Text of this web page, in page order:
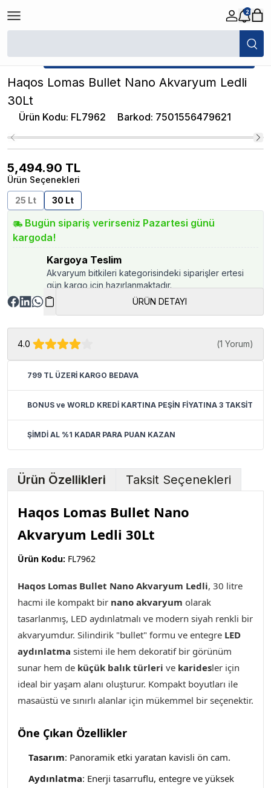
2
/ Haqos Lomas Bullet Nano Akvaryum Ledli 30Lt
★ Atakan Petshop, Haqos yetkili satıcısıdır.
Haqos Lomas Bullet Nano Akvaryum Ledli
30Lt
Ürün Kodu: FL7962 Barkod: 7501556479621
5,494.90 TL
Ürün Seçenekleri
25 Lt
30 Lt
Bugün sipariş verirseniz Pazartesi günü
kargoda!
Kargoya Teslim
Akvaryum bitkileri kategorisindeki siparişler ertesi
gün kargo için hazırlanmaktadır.
ÜRÜN DETAYI
4.0 (1 Yorum)
799 TL ÜZERİ KARGO BEDAVA
BONUS ve WORLD KREDİ KARTINA PEŞİN FİYATINA 3 TAKSİT
ŞİMDİ AL %1 KADAR PARA PUAN KAZAN
Ürün Özellikleri Taksit Seçenekleri
Haqos Lomas Bullet Nano
Akvaryum Ledli 30Lt
Ürün Kodu: FL7962
Haqos Lomas Bullet Nano Akvaryum Ledli, 30 litre
hacmi ile kompakt bir nano akvaryum olarak
tasarlanmış, LED aydınlatmalı ve modern siyah renkli bir
akvaryumdur. Silindirik "bullet" formu ve entegre LED
aydınlatma sistemi ile hem dekoratif bir görünüm
sunar hem de küçük balık türleri ve karidesler için
ideal bir yaşam alanı oluşturur. Kompakt boyutları ile
masaüstü ve sınırlı alanlar için mükemmel bir seçenektir.
Öne Çıkan Özellikler
Tasarım: Panoramik etki yaratan kavisli ön cam.
Aydınlatma: Enerji tasarruflu, entegre ve yüksek